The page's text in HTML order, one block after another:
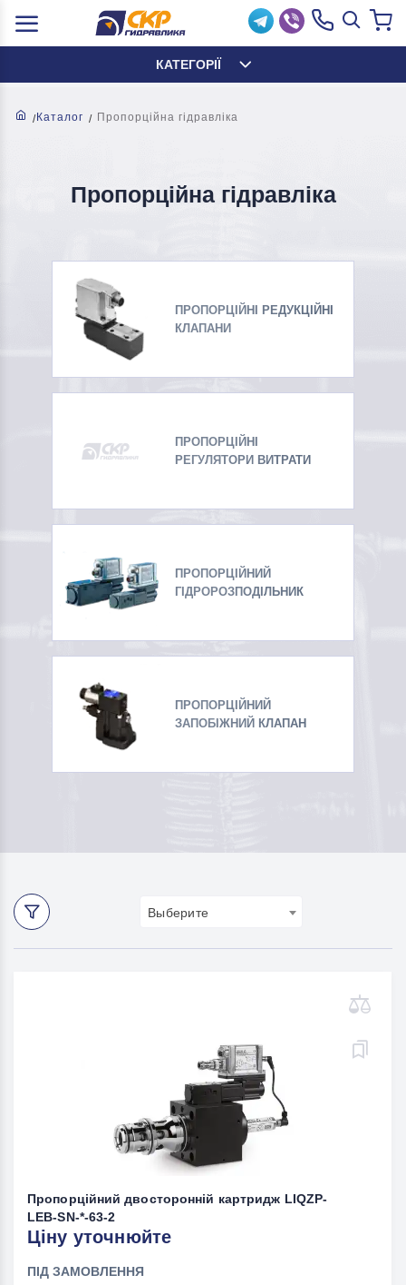
КАТЕГОРІЇ
Каталог Пропорційна гідравліка
Пропорційна гідравліка
ПРОПОРЦІЙНІ РЕДУКЦІЙНІ
КЛАПАНИ
ПРОПОРЦІЙНІ
РЕГУЛЯТОРИ ВИТРАТИ
ПРОПОРЦІЙНИЙ
ГІДРОРОЗПОДІЛЬНИК
ПРОПОРЦІЙНИЙ
ЗАПОБІЖНИЙ КЛАПАН
Выберите
Пропорційний двосторонній картридж LIQZP-
LEB-SN-*-63-2
Ціну уточнюйте
ПІД ЗАМОВЛЕННЯ